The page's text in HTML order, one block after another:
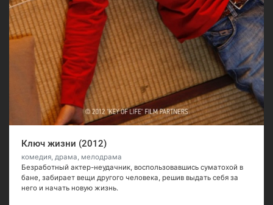
Ключ жизни (2012)
комедия, драма, мелодрама
Безработный актер-неудачник, воспользовавшись суматохой в
бане, забирает вещи другого человека, решив выдать себя за
него и начать новую жизнь.